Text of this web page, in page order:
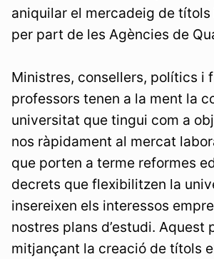
aniquilar el mercadeig de
per part de les Agències de
Ministres, consellers, polítics i
professors tenen a la ment la
universitat que tingui com a
nos ràpidament al mercat
que porten a terme reformes
decrets que flexibilitzen la
insereixen els interessos
nostres plans d’estudi. Aquest
mitjançant la creació de títols